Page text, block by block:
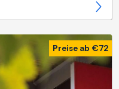
Preise ab €72